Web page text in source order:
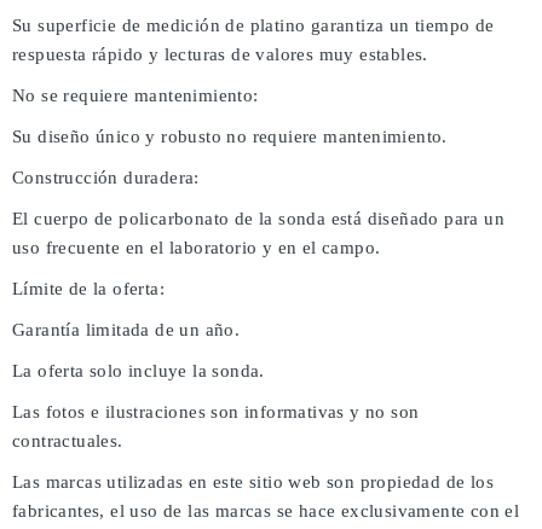
Su superficie de medición de platino garantiza un tiempo de
respuesta rápido y lecturas de valores muy estables.
No se requiere mantenimiento:
Su diseño único y robusto no requiere mantenimiento.
Construcción duradera:
El cuerpo de policarbonato de la sonda está diseñado para un
uso frecuente en el laboratorio y en el campo.
Límite de la oferta:
Garantía limitada de un año.
La oferta solo incluye la sonda.
Las fotos e ilustraciones son informativas y no son
contractuales.
Las marcas utilizadas en este sitio web son propiedad de los
fabricantes, el uso de las marcas se hace exclusivamente con el